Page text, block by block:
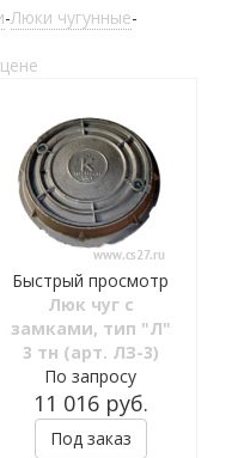
-Люки чугунные-
Быстрый просмотр
Люк чуг с
замками, тип "Л"
3 тн (арт. ЛЗ-3)
По запросу
11 016руб.
Под заказ